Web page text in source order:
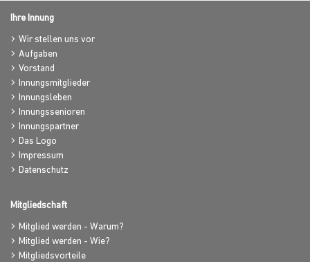
Ihre Innung
Wir stellen uns vor
Aufgaben
Vorstand
Innungsmitglieder
Innungsleben
Innungssenioren
Innungspartner
Das Logo
Impressum
Datenschutz
Mitgliedschaft
Mitglied werden - Warum?
Mitglied werden - Wie?
Mitgliedsvorteile